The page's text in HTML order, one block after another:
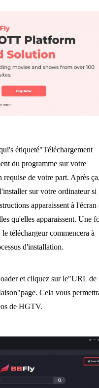
étiqueté"Téléchargement
du programme sur votre
requise de votre part. Après
sur votre ordinateur si
apparaissent à l'écran
qu'elles apparaissent. Une
téléchargeur commencera à
d'installation.
et cliquez sur le"URL de
Cela vous
de HGTV.